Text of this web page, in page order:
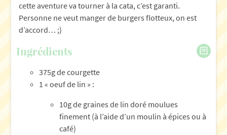
cette aventure va tourner à la cata, c’est garanti.
Personne ne veut manger de burgers flotteux, on est
d’accord… ;)
Ingrédients
375g de courgette
1 « oeuf de lin » :
10g de graines de lin doré moulues
finement (à l’aide d’un moulin à épices ou à
café)